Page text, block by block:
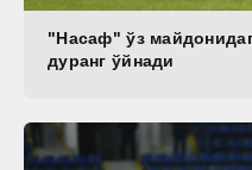
"Насаф" ўз
дуранг ўйнади